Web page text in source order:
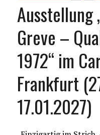
Ausstellung
Greve –
1972“ im
Frankfurt
17.01.2027)